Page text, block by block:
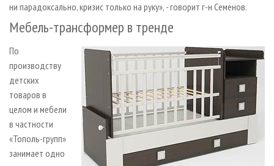
ни парадоксально, кризис только на руку», - говорит г-н Семенов.
Мебель-трансформер в тренде
По
производству
детских
товаров в
целом и мебели
в частности
«Тополь-групп»
занимает одно